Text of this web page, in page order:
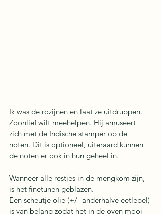
Ik was de rozijnen en laat ze uitdruppen.
Zoonlief wilt meehelpen. Hij amuseert
zich met de Indische stamper op de
noten. Dit is optioneel, uiteraard kunnen
de noten er ook in hun geheel in.
Wanneer alle restjes in de mengkom zijn,
is het finetunen geblazen.
Een scheutje olie (+/- anderhalve eetlepel)
is van belang zodat het in de oven mooi